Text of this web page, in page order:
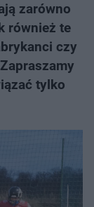
zarówno
również te
czy
tylko